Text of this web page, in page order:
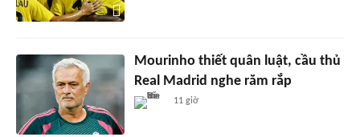
Mourinho thiết quân luật, cầu thủ
Real Madrid nghe răm rắp
11 giờ